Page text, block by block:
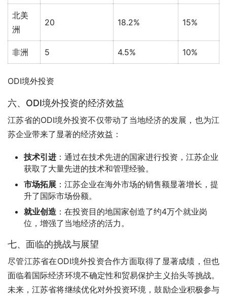
北美
洲
20 18.2% 15%
非洲 5 4.5% 10%
ODI境外投资
六、ODI境外投资的经济效益
江苏省的ODI境外投资不仅带动了当地经济的发展，也为江
苏企业带来了显著的经济效益：
技术引进 ：通过在技术先进的国家进行投资，江苏企业
获取了大量先进的技术和管理经验。
市场拓展 ：江苏企业在海外市场的销售额显著增长，提
升了国际市场份额。
就业创造 ：在投资目的地国家创造了约4万个就业岗
位，增强了当地经济的活力。
七、面临的挑战与展望
尽管江苏省在ODI境外投资合作方面取得了显著成绩，但也
面临着国际经济环境不确定性和贸易保护主义抬头等挑战。
未来，江苏省将继续优化对外投资环境，鼓励企业积极参与